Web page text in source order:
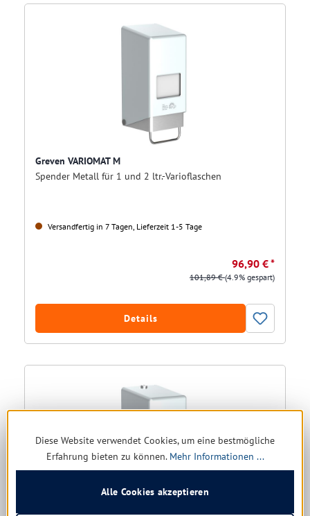
Greven VARIOMAT M
Spender Metall für 1 und 2 ltr.-Varioflaschen
Versandfertig in 7 Tagen, Lieferzeit 1-5 Tage
96,90 € *
101,89 €(4.9% gespart)
Details
Diese Website verwendet Cookies, um eine bestmögliche
Erfahrung bieten zu können. Mehr Informationen ...
Alle Cookies akzeptieren